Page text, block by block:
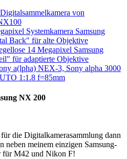
von
Systemkamera Samsung
Back" für alte Objektive
14 Megapixel Samsung
für adaptierte Objektive
a(lpha) NEX-3, Sony alpha 3000
1:1.8 f=85mm
NX 200
die Digitalkamerasammlung dann
neben meinem einzigen Samsung-
für M42 und Nikon F!